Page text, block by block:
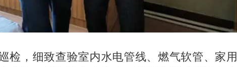
检，细致查验室内水电管线、燃气软管、家用